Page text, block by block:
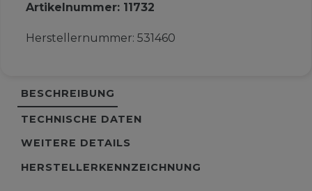
Artikelnummer: 11732
Herstellernummer: 531460
BESCHREIBUNG
TECHNISCHE DATEN
WEITERE DETAILS
HERSTELLERKENNZEICHNUNG